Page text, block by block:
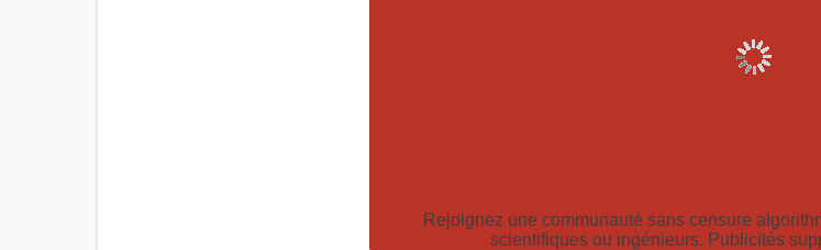
Rejoignez une communauté sans censure
scientifiques ou ingénieurs. Publicités